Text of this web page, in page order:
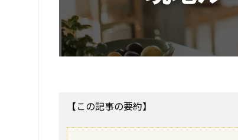
【この記事の要約】